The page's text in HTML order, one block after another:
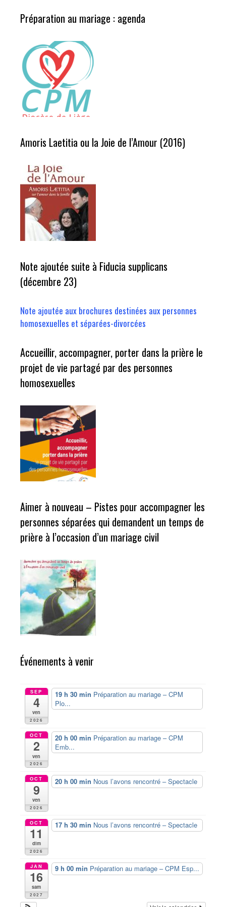
Préparation au mariage : agenda
Amoris Laetitia ou la Joie de l’Amour (2016)
Note ajoutée suite à Fiducia supplicans
(décembre 23)
Note ajoutée aux brochures destinées aux personnes
homosexuelles et séparées-divorcées
Accueillir, accompagner, porter dans la prière le
projet de vie partagé par des personnes
homosexuelles
Aimer à nouveau – Pistes pour accompagner les
personnes séparées qui demandent un temps de
prière à l’occasion d’un mariage civil
Événements à venir
SEP
4
ven
2026
19 h 30 min Préparation au mariage – CPM
Plo...
OCT
2
ven
2026
20 h 00 min Préparation au mariage – CPM
Emb...
OCT
9
ven
2026
20 h 00 min Nous l’avons rencontré – Spectacle
OCT
11
dim
2026
17 h 30 min Nous l’avons rencontré – Spectacle
JAN
16
sam
2027
9 h 00 min Préparation au mariage – CPM Esp...